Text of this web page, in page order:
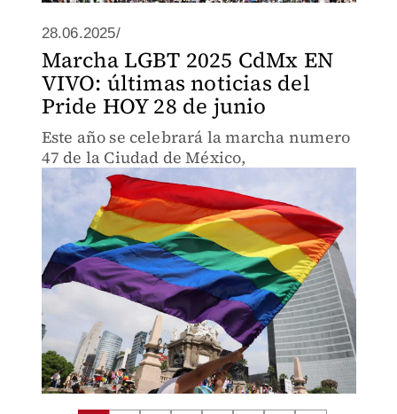
28.06.2025/
Marcha LGBT 2025 CdMx EN
VIVO: últimas noticias del
Pride HOY 28 de junio
Este año se celebrará la marcha numero
47 de la Ciudad de México,